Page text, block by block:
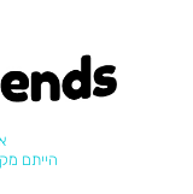
הייתם מקבלים 4.49 נק'